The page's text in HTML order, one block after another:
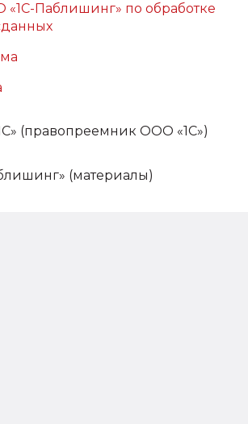
Паблишинг» по обработке
(правопреемник ООО «1С»)
(материалы)